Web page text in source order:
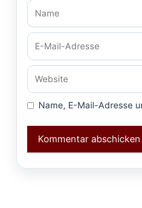
Name
E-
Mail-
Adresse
Website
Name, E-Mail-Adresse